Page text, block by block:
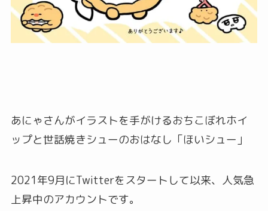
あにゃさんがイラストを手がけるおちこぼれホイ
ップと世話焼きシューのおはなし「ほいシュー」
2021年9月にTwitterをスタートして以来、人気急
上昇中のアカウントです。